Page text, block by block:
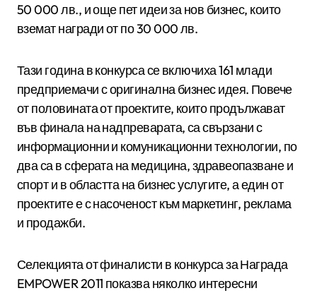
50 000 лв., и още пет идеи за нов бизнес, които
вземат награди от по 30 000 лв.
Тази година в конкурса се включиха 161 млади
предприемачи с оригинална бизнес идея. Повече
от половината от проектите, които продължават
във финала на надпреварата, са свързани с
информационни и комуникационни технологии, по
два са в сферата на медицина, здравеопазване и
спорт и в областта на бизнес услугите, а един от
проектите е с насоченост към маркетинг, реклама
и продажби.
Селекцията от финалисти в конкурса за Награда
EMPOWER 2011 показва няколко интересни